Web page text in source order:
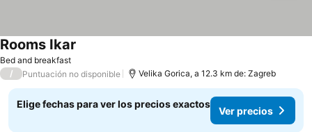
Bed and breakfast
Rooms Ikar
/ Puntuación no disponible Velika Gorica, a 12.3 km de: Zagreb
Elige fechas para ver los precios exactos
Ver precios